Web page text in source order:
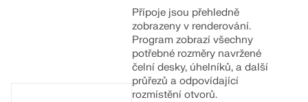
Přípoje jsou přehledně
zobrazeny v renderování.
Program zobrazí všechny
potřebné rozměry navržené
čelní desky, úhelníků, a další
průřezů a odpovídající
rozmístění otvorů.